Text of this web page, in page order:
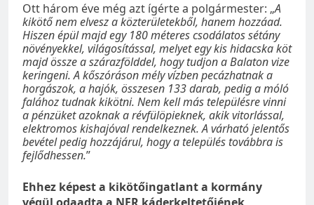
Ott három éve még azt ígérte a polgármester: „A
kikötő nem elvesz a közterületekből, hanem hozzáad.
Hiszen épül majd egy 180 méteres csodálatos sétány
növényekkel, világosítással, melyet egy kis hidacska köt
majd össze a szárazfölddel, hogy tudjon a Balaton vize
keringeni. A kőszóráson mély vízben pecázhatnak a
horgászok, a hajók, összesen 133 darab, pedig a móló
falához tudnak kikötni. Nem kell más településre vinni
a pénzüket azoknak a révfülöpieknek, akik vitorlással,
elektromos kishajóval rendelkeznek. A várható jelentős
bevétel pedig hozzájárul, hogy a település továbbra is
fejlődhessen.”
Ehhez képest a kikötőingatlant a kormány